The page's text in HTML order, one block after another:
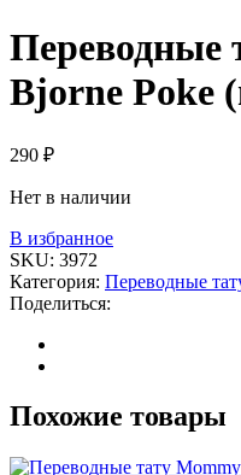
Переводные
Bjorne Poke
290 ₽
Нет в наличии
В избранное
SKU: 3972
Категория: Переводные
Поделиться:
Похожие товары